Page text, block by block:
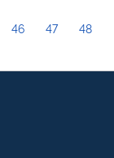
46 47 48